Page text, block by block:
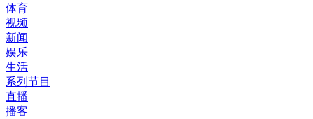
体育
视频
新闻
娱乐
生活
系列节目
直播
播客